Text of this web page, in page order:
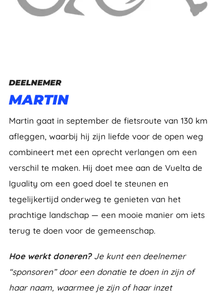
DEELNEMER
MARTIN
Martin gaat in september de fietsroute van 130 km
afleggen, waarbij hij zijn liefde voor de open weg
combineert met een oprecht verlangen om een
verschil te maken. Hij doet mee aan de Vuelta de
Iguality om een goed doel te steunen en
tegelijkertijd onderweg te genieten van het
prachtige landschap — een mooie manier om iets
terug te doen voor de gemeenschap.
Hoe werkt doneren?Je kunt een deelnemer
“sponsoren” door een donatie te doen in zijn of
haar naam, waarmee je zijn of haar inzet